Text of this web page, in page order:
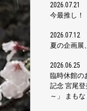
2026.07.21
今最推し！
2026.07.12
夏の企画展
2026.06.25
臨時休館の
記念 宮尾
～」 まも